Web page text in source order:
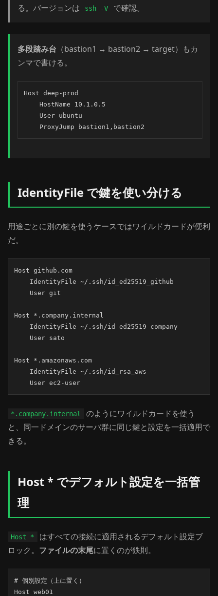
る。バージョンは
ssh -V で確認。
多段踏み台 （bastion1 → bastion2 → target）もカ
ンマで書ける。
Host deep-prod
    HostName 10.1.0.5
    User ubuntu
    ProxyJump bastion1,bastion2
IdentityFile で鍵を使い分ける
用途ごとに別の鍵を使うケースではワイルドカードが便利
だ。
Host github.com
    IdentityFile ~/.ssh/id_ed25519_github
    User git
Host *.company.internal
    IdentityFile ~/.ssh/id_ed25519_company
    User sato
Host *.amazonaws.com
    IdentityFile ~/.ssh/id_rsa_aws
    User ec2-user
*.company.internal
のようにワイルドカードを使う
と、同一ドメインのサーバ群に同じ鍵と設定を一括適用で
きる。
Host * でデフォルト設定を一括管
理
Host *
はすべての接続に適用されるデフォルト設定ブ
ロック。 ファイルの末尾に置くのが鉄則。
# 個別設定（上に置く）
Host web01